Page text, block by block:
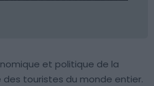
et politique de la
des touristes du monde entier.